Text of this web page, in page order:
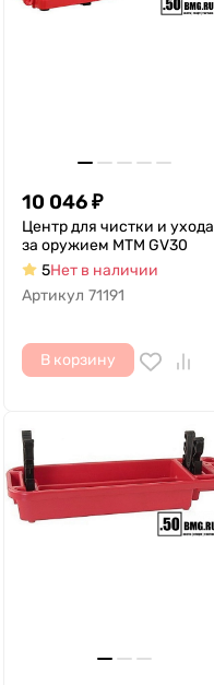
10 046₽
Центр для чистки и ухода
за оружием MTM GV30
5Нет в наличии
Артикул 71191
В корзину